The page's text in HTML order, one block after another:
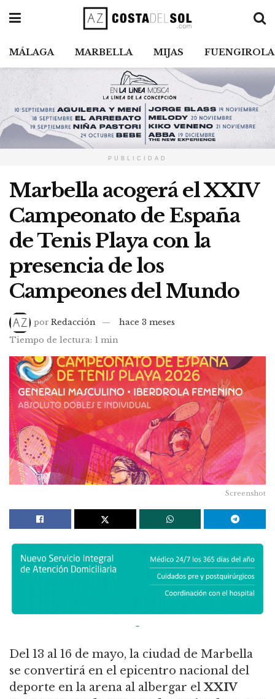
MÁLAGA MARBELLA MIJAS FUENGIROLA
PUBLICIDAD
Marbella acogerá el XXIV
Campeonato de España
de Tenis Playa con la
presencia de los
Campeones del Mundo
por Redacción
hace 3 meses
Tiempo de lectura: 1 min
Screenshot
Del 13 al 16 de mayo, la ciudad de Marbella
se convertirá en el epicentro nacional del
deporte en la arena al albergar el XXIV